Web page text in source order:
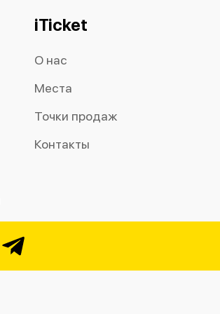
iTicket
О нас
Места
Точки продаж
Контакты